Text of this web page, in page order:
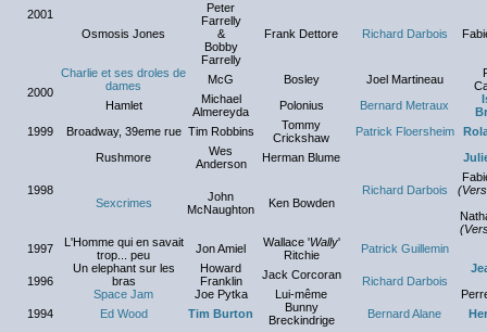
2001
Osmosis Jones
Peter
Farrelly
&
Bobby
Farrelly
Frank Dettore Richard Darbois
2000
Charlie et ses droles de
dames
McG Bosley Joel Martineau
Hamlet
Michael
Almereyda
Polonius Bernard Metraux
1999
Broadway, 39eme rue Tim Robbins
Tommy
Crickshaw
Patrick Floersheim
1998
Rushmore
Wes
Anderson
Herman Blume
Richard Darbois
Sexcrimes
John
McNaughton
Ken Bowden
1997
L'Homme qui en savait
trop... peu
Jon Amiel Wallace 'Wally'
Ritchie
Patrick Guillemin
1996
Un elephant sur les
bras
Howard
Franklin
Jack Corcoran Richard Darbois
Space Jam
Joe Pytka Lui-même
1994
Ed Wood Tim Burton
Bunny
Breckindrige
Bernard Alane